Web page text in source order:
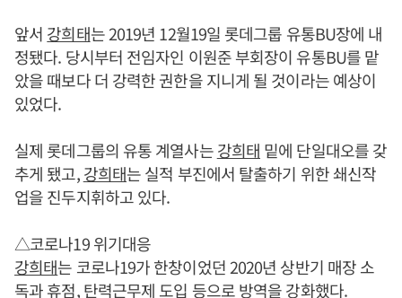
앞서 강희태는 2019년 12월19일 롯데그룹 유통BU장에 내
정됐다. 당시부터 전임자인 이원준 부회장이 유통BU를 맡
았을 때보다 더 강력한 권한을 지니게 될 것이라는 예상이
있었다.
실제 롯데그룹의 유통 계열사는강희태 밑에 단일대오를 갖
추게 됐고,강희태는 실적 부진에서 탈출하기 위한 쇄신작
업을 진두지휘하고 있다.
△코로나19 위기대응
강희태는 코로나19가 한창이었던 2020년 상반기 매장 소
독과 휴점, 탄력근무제 도입 등으로 방역을 강화했다.